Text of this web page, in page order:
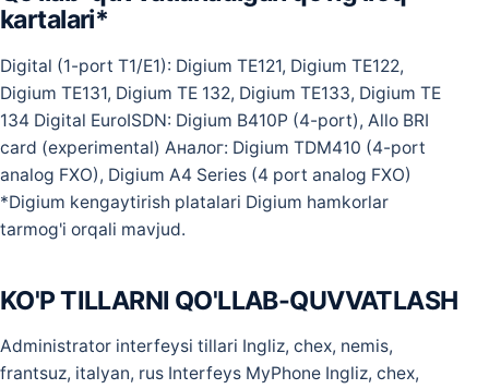
kartalari*
Digital (1-port T1/E1): Digium TE121, Digium TE122,
Digium TE131, Digium TE 132, Digium TE133, Digium TE
134 Digital EuroISDN: Digium B410P (4-port), Allo BRI
card (experimental) Aналог: Digium TDM410 (4-port
analog FXO), Digium A4 Series (4 port analog FXO)
*Digium kengaytirish platalari Digium hamkorlar
tarmog'i orqali mavjud.
KO'P TILLARNI QO'LLAB-QUVVATLASH
Administrator interfeysi tillari Ingliz, chex, nemis,
frantsuz, italyan, rus Interfeys MyPhone Ingliz, chex,